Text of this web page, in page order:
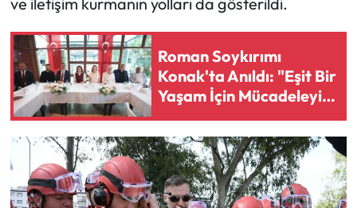
Roman Soykırımı
Konak'ta Anıldı: "Eşit Bir
Yaşam İçin Mücadeleyi
Sürdüreceğiz"